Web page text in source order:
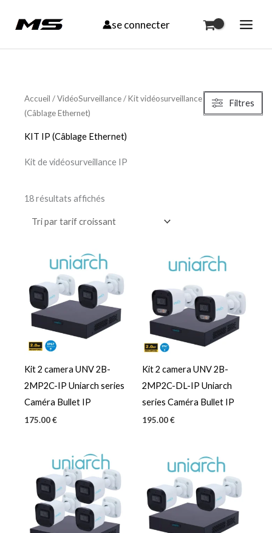
se connecter
Filtres
Accueil /VidéoSurveillance/Kit vidéosurveillance / KIT IP
(Câblage Ethernet)
KIT IP (Câblage Ethernet)
Kit de vidéosurveillance IP
18 résultats affichés
par
Kit 2 camera UNV 2B-
2MP2C-IP Uniarch series
Caméra Bullet IP
175.00€
Kit 2 camera UNV 2B-
2MP2C-DL-IP Uniarch
series Caméra Bullet IP
195.00€